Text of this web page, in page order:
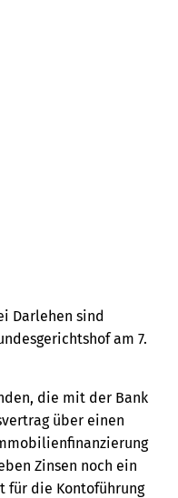
Darlehen sind
am 7.
die mit der Bank
über einen
Zinsen noch ein
für die Kontoführung